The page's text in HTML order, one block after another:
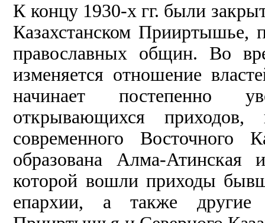
К концу 1930-х гг. были
Казахстанском Прииртышье,
православных общин. Во
изменяется отношение
начинает постепенно
открывающихся
современного
образована Алма-Атинская
которой вошли приходы
епархии, а также